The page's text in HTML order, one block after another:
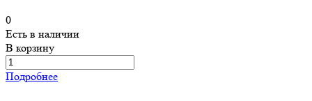
0
Есть в наличии
В корзину
Подробнее